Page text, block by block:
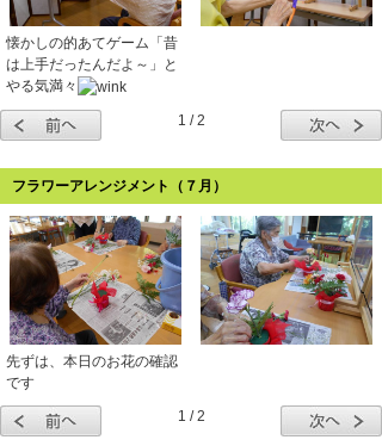
懐かしの的あてゲーム「昔
は上手だったんだよ～」と
やる気満々
1 / 2
フラワーアレンジメント（７月）
先ずは、本日のお花の確認
です
1 / 2